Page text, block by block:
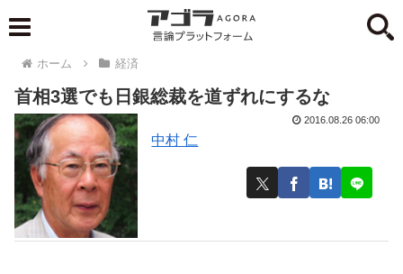
ホーム 経済
首相3選でも日銀総裁を道ずれにするな
中村 仁
2016.08.26 06:00